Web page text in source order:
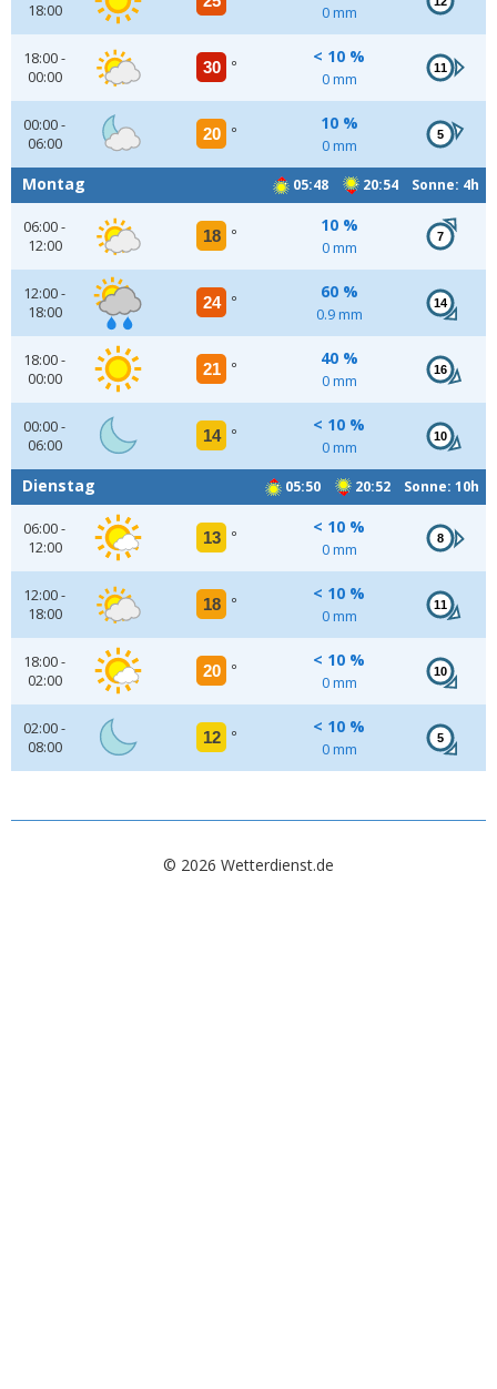
18:00
0 mm
18:00 -
00:00
30 °
< 10 %
0 mm
11
00:00 -
06:00
20 °
10 %
0 mm
5
05:48 20:54 Sonne: 4h
Montag
06:00 -
12:00
18 °
10 %
0 mm
7
12:00 -
18:00
24 °
60 %
0.9 mm
14
18:00 -
00:00
21 °
40 %
0 mm
16
00:00 -
06:00
14 °
< 10 %
0 mm
10
05:50 20:52 Sonne: 10h
Dienstag
06:00 -
12:00
13 °
< 10 %
0 mm
8
12:00 -
18:00
18 °
< 10 %
0 mm
11
18:00 -
02:00
20 °
< 10 %
0 mm
10
02:00 -
08:00
12 °
< 10 %
0 mm
5
© 2026 Wetterdienst.de